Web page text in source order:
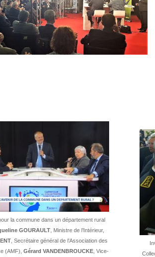
la commune dans un département rural
GOURAULT, Ministre de l’Intérieur,
, Secrétaire général de l’Association des
(AMF), Gérard VANDENBROUCKE, Vice-